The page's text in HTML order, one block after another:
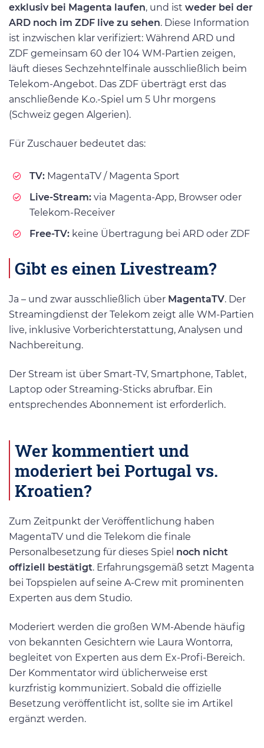
exklusiv bei Magenta laufen, und ist weder bei der
ARD noch im ZDF live zu sehen. Diese Information
ist inzwischen klar verifiziert: Während ARD und
ZDF gemeinsam 60 der 104 WM-Partien zeigen,
läuft dieses Sechzehntelfinale ausschließlich beim
Telekom-Angebot. Das ZDF überträgt erst das
anschließende K.o.-Spiel um 5 Uhr morgens
(Schweiz gegen Algerien).
Für Zuschauer bedeutet das:
TV: MagentaTV / Magenta Sport
Live-Stream: via Magenta-App, Browser oder
Telekom-Receiver
Free-TV: keine Übertragung bei ARD oder ZDF
Gibt es einen Livestream?
Ja – und zwar ausschließlich über MagentaTV. Der
Streamingdienst der Telekom zeigt alle WM-Partien
live, inklusive Vorberichterstattung, Analysen und
Nachbereitung.
Der Stream ist über Smart-TV, Smartphone, Tablet,
Laptop oder Streaming-Sticks abrufbar. Ein
entsprechendes Abonnement ist erforderlich.
Wer kommentiert und
moderiert bei Portugal vs.
Kroatien?
Zum Zeitpunkt der Veröffentlichung haben
MagentaTV und die Telekom die finale
Personalbesetzung für dieses Spiel noch nicht
offiziell bestätigt. Erfahrungsgemäß setzt Magenta
bei Topspielen auf seine A-Crew mit prominenten
Experten aus dem Studio.
Moderiert werden die großen WM-Abende häufig
von bekannten Gesichtern wie Laura Wontorra,
begleitet von Experten aus dem Ex-Profi-Bereich.
Der Kommentator wird üblicherweise erst
kurzfristig kommuniziert. Sobald die offizielle
Besetzung veröffentlicht ist, sollte sie im Artikel
ergänzt werden.